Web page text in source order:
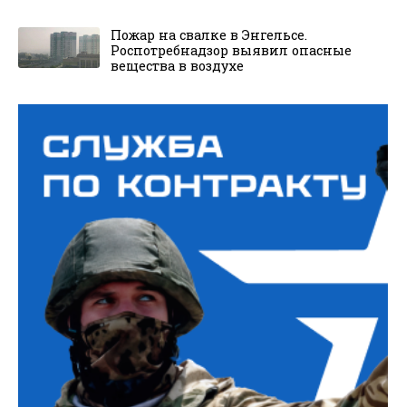
Пожар на свалке в Энгельсе.
Роспотребнадзор выявил опасные
вещества в воздухе